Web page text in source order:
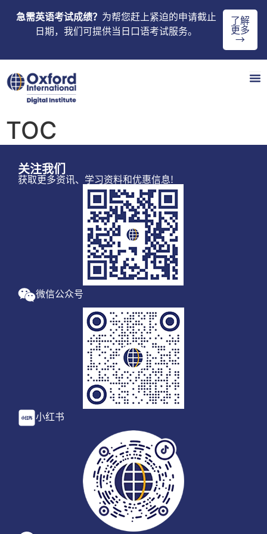
急需英语考试成绩？ 为帮您赶上紧迫的申请截止
日期，我们可提供当日口语考试服务。
了解
更多
→
TOC
关注我们
获取更多资讯、学习资料和优惠信息!
微信公众号
小红书